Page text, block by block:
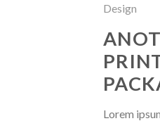
Design
Lorem